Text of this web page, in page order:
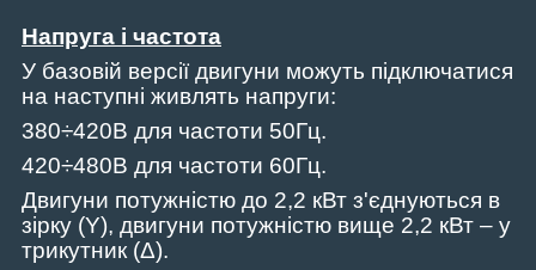
Напруга і частота
У базовій версії двигуни можуть підключатися
на наступні живлять напруги:
380÷420В для частоти 50Гц.
420÷480В для частоти 60Гц.
Двигуни потужністю до 2,2 кВт з'єднуються в
зірку (Y), двигуни потужністю вище 2,2 кВт – у
трикутник (Δ).